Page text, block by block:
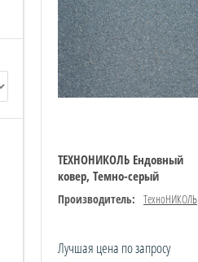
ТЕХНОНИКОЛЬ Ендовный
ковер, Темно-серый
Производитель: ТехноНИКОЛЬ
Лучшая цена по запросу